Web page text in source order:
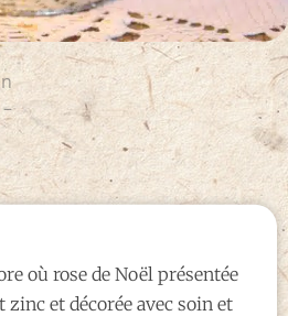
où rose de Noël présentée
zinc et décorée avec soin et